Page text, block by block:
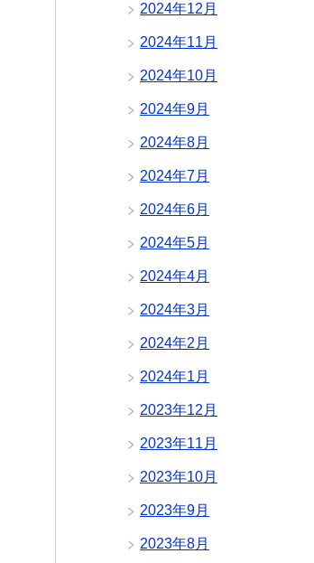
2024年12月
2024年11月
2024年10月
2024年9月
2024年8月
2024年7月
2024年6月
2024年5月
2024年4月
2024年3月
2024年2月
2024年1月
2023年12月
2023年11月
2023年10月
2023年9月
2023年8月